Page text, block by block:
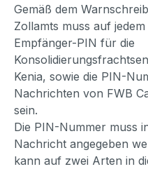
Gemäß dem
Zollamts muss auf
Empfänger-PIN für die
Kenia, sowie die PIN-
Nachrichten von FWB
sein.
Die PIN-Nummer muss
Nachricht angegeben
kann auf zwei Arten in